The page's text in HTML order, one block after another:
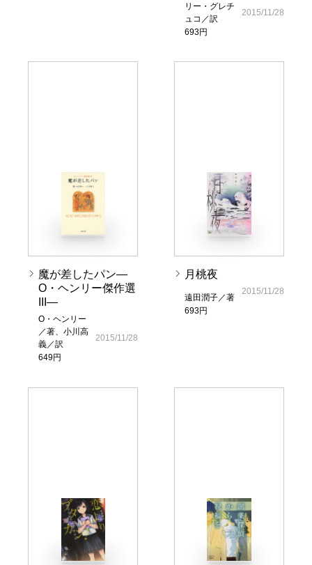
リー・グレチ
ュコ／訳
693円
2015/11/28
魔が差したパン―
O・ヘンリー傑作選
III―
O・ヘンリー
／著、小川高
義／訳
649円
2015/11/28
月桃夜
遠田潤子／著
693円
2015/11/28